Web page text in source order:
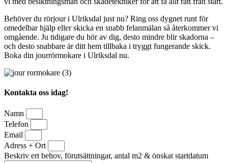
Behöver du rörjour i Ulriksdal just nu? Ring oss dygnet runt för
omedelbar hjälp eller skicka en snabb felanmälan så återkommer vi
omgående. Ju tidigare du hör av dig, desto mindre blir skadorna –
och desto snabbare är ditt hem tillbaka i tryggt fungerande skick.
Boka din jourrörmokare i Ulriksdal nu.
Kontakta oss idag!
Namn
Telefon
Email
Adress + Ort
Beskriv ert behov, förutsättningar, antal m2 & önskat startdatum